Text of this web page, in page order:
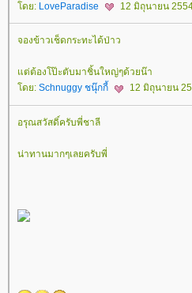
ดย: LoveParadise 12 มิถุนายน
จองข้าวเช็ดกระทะได้ป่าว
ต่ต้องโป๊ะตับมาชิ้นใหญ่ๆด้วยน๊า
ดย: Schnuggy ชนุ๊กกี้ 12 มิถุนายน
อรุณสวัสดิ์ครับพี่ชาลี
น่าทานมากๆเลยครับพี่